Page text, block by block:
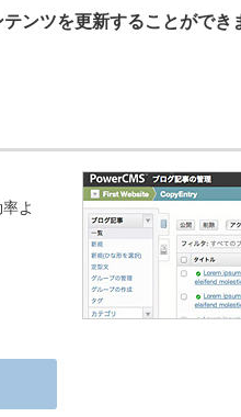
ンツを更新することができ
よ